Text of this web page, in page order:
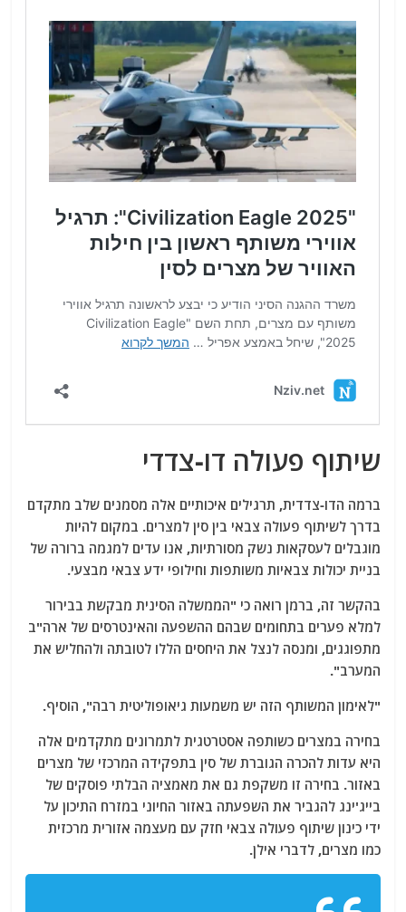
שיתוף פעולה דו-צדדי
ברמה הדו-צדדית, תרגילים איכותיים אלה מסמנים שלב מתקדם
בדרך לשיתוף פעולה צבאי בין סין למצרים. במקום להיות
מוגבלים לעסקאות נשק מסורתיות, אנו עדים למגמה ברורה של
בניית יכולות צבאיות משותפות וחילופי ידע צבאי מבצעי.
בהקשר זה, ברמן רואה כי "הממשלה הסינית מבקשת בבירור
למלא פערים בתחומים שבהם ההשפעה והאינטרסים של ארה"ב
מתפוגגים, ומנסה לנצל את היחסים הללו לטובתה ולהחליש את
המערב".
"לאימון המשותף הזה יש משמעות גיאופוליטית רבה", הוסיף.
בחירה במצרים כשותפה אסטרטגית לתמרונים מתקדמים אלה
היא עדות להכרה הגוברת של סין בתפקידה המרכזי של מצרים
באזור. בחירה זו משקפת גם את מאמציה הבלתי פוסקים של
בייג'ינג להגביר את השפעתה באזור החיוני במזרח התיכון על
ידי כינון שיתוף פעולה צבאי חזק עם מעצמה אזורית מרכזית
כמו מצרים, לדברי אילן.